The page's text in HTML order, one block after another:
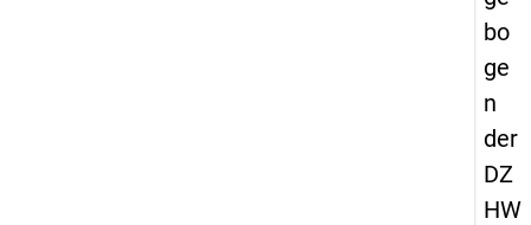
bo
ge
n
der
DZ
HW